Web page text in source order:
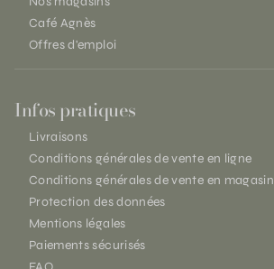
Café Agnès
Offres d'emploi
Infos pratiques
Livraisons
Conditions générales de vente en ligne
Conditions générales de vente en magasin
Protection des données
Mentions légales
Paiements sécurisés